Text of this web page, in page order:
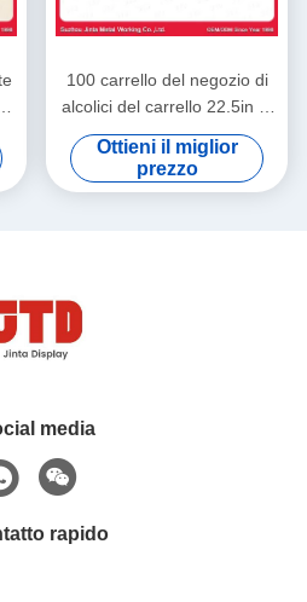
100 carrello del negozio di
alcolici del carrello 22.5in di
acquisto del metallo di litro
Ottieni il miglior
prezzo
media
rapido